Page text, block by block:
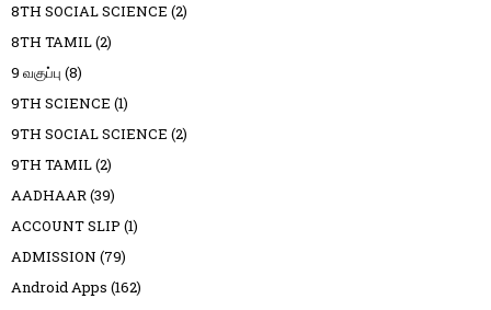
8TH SOCIAL SCIENCE (2)
8TH TAMIL(2)
9 வகுப்பு (8)
9TH SCIENCE (1)
9TH SOCIAL SCIENCE (2)
9TH TAMIL(2)
AADHAAR(39)
ACCOUNT SLIP (1)
ADMISSION (79)
Android Apps (162)